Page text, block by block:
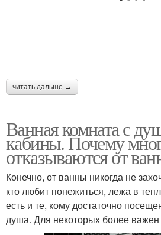
читать дальше →
Ванная комната с
кабины. Почему
отказываются от
Конечно, от ванны никогда не
кто любит понежиться, лежа в
есть и те, кому достаточно
душа. Для некоторых более важен